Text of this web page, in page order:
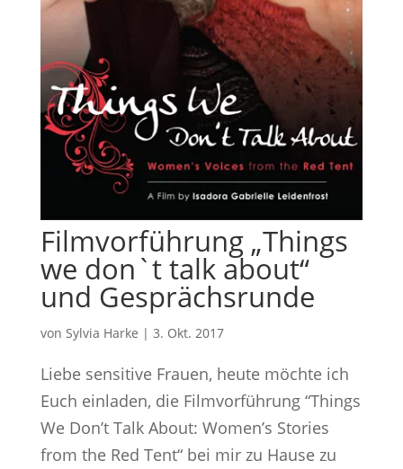
Filmvorführung „Things
we don`t talk about“
und Gesprächsrunde
von Sylvia Harke | 3. Okt. 2017
Liebe sensitive Frauen, heute möchte ich
Euch einladen, die Filmvorführung “Things
We Don’t Talk About: Women’s Stories
from the Red Tent“ bei mir zu Hause zu